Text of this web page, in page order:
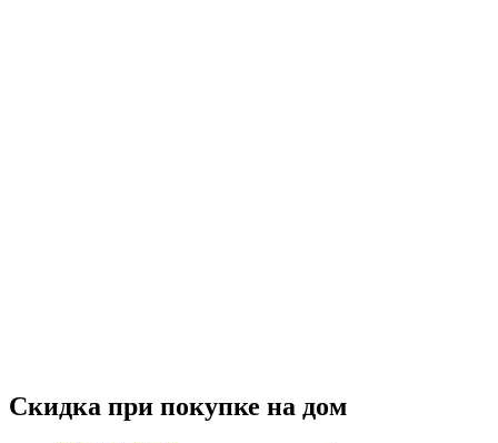
Скидка при покупке на дом